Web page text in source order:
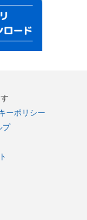
ーポリシー
プ